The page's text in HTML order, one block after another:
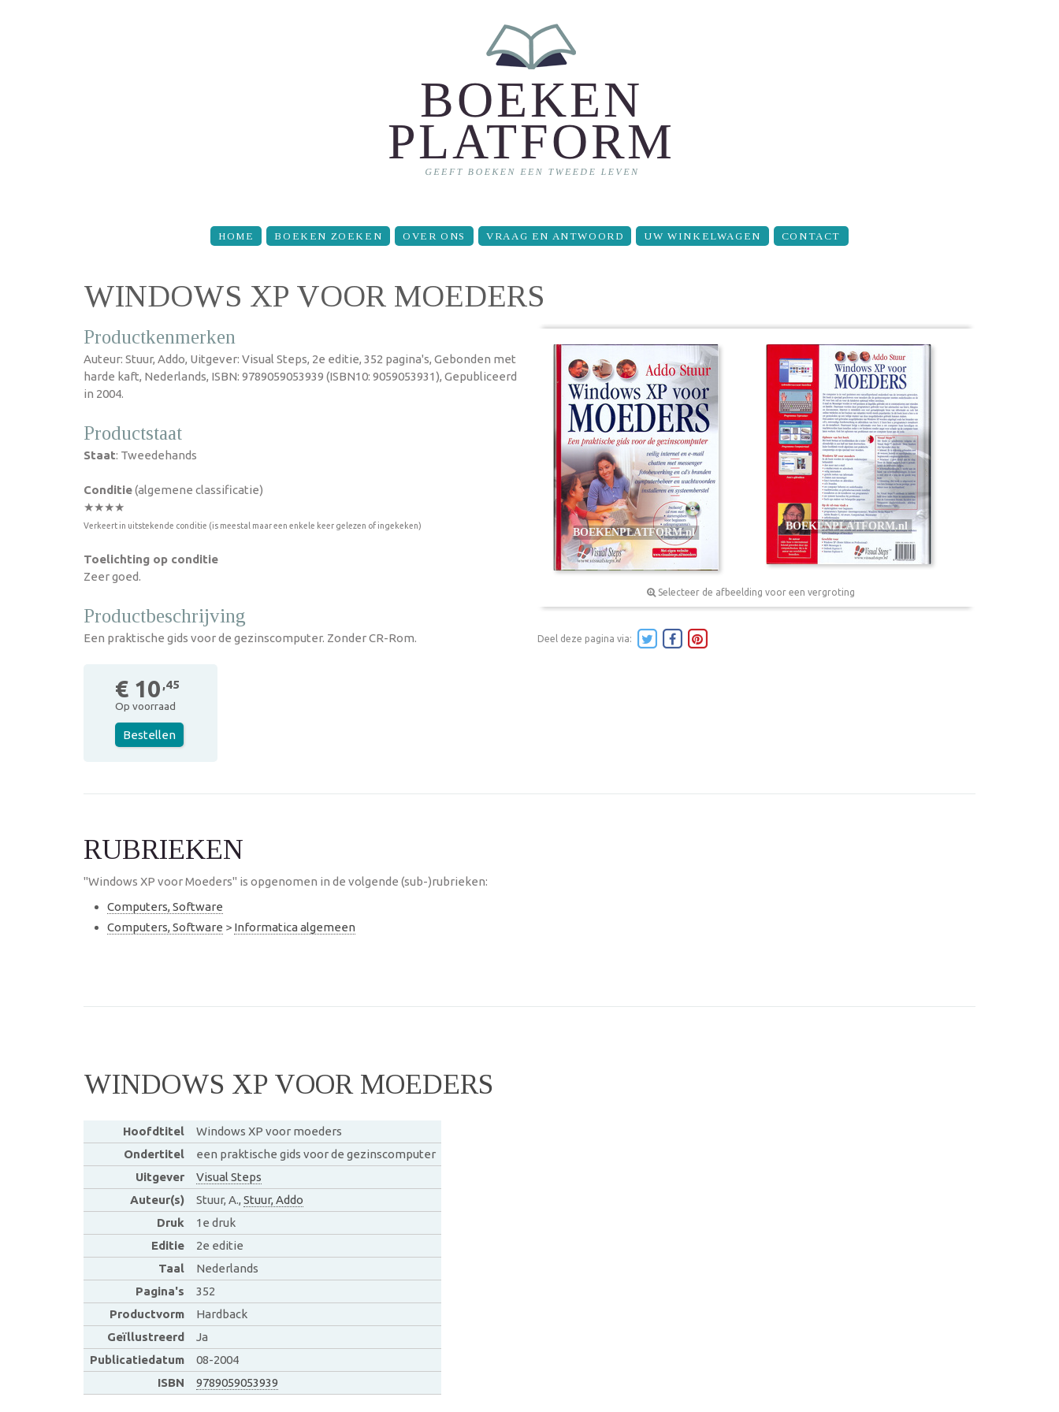
HOME BOEKEN ZOEKEN OVER ONS VRAAG EN ANTWOORD UW WINKELWAGEN CONTACT
WINDOWS XP VOOR MOEDERS
Productkenmerken
Auteur: Stuur, Addo, Uitgever: Visual Steps, 2e editie, 352 pagina's, Gebonden met
harde kaft, Nederlands, ISBN: 9789059053939 (ISBN10: 9059053931), Gepubliceerd
in 2004.
Productstaat
Staat: Tweedehands
Conditie(algemene classificatie)
★★★★
Verkeert in uitstekende conditie (is meestal maar een enkele keer gelezen of ingekeken)
Toelichting op conditie
Zeer goed.
Productbeschrijving
Een praktische gids voor de gezinscomputer. Zonder CR-Rom.
€ 10 ,45
Op voorraad
Bestellen
Selecteer de afbeelding voor een vergroting
Deel deze pagina via:
RUBRIEKEN
"Windows XP voor Moeders" is opgenomen in de volgende (sub-)rubrieken:
Computers, Software
Computers, Software > Informatica algemeen
WINDOWS XP VOOR MOEDERS
Hoofdtitel
Windows XP voor moeders
Ondertitel
een praktische gids voor de gezinscomputer
Uitgever
Visual Steps
Auteur(s)
Stuur, A., Stuur, Addo
Druk
1e druk
Editie
2e editie
Taal
Nederlands
Pagina's
352
Productvorm
Hardback
Geïllustreerd
Ja
Publicatiedatum
08-2004
ISBN
9789059053939